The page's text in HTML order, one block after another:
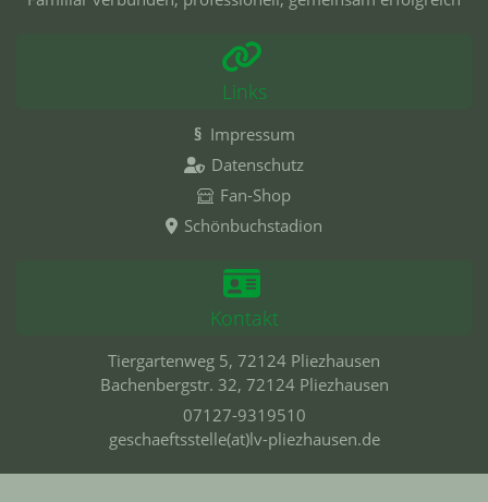
Links
§ Impressum
Datenschutz
Fan-Shop
Schönbuchstadion
Kontakt
Tiergartenweg 5, 72124 Pliezhausen
Bachenbergstr. 32, 72124 Pliezhausen
07127-9319510
geschaeftsstelle(at)lv-pliezhausen.de